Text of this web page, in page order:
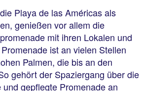
Playa de las Américas als
genießen vor allem die
mit ihren Lokalen und
ist an vielen Stellen
Palmen, die bis an den
gehört der Spaziergang über die
gepflegte Promenade an